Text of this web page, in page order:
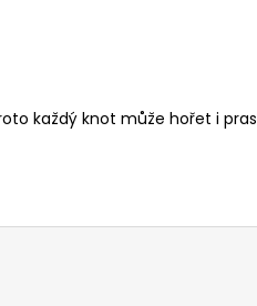
každý knot může hořet i